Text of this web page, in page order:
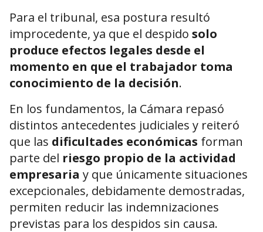
Para el tribunal, esa postura resultó
improcedente, ya que el despido solo
produce efectos legales desde el
momento en que el trabajador toma
conocimiento de la decisión.
En los fundamentos, la Cámara repasó
distintos antecedentes judiciales y reiteró
que las dificultades económicas forman
parte del riesgo propio de la actividad
empresaria y que únicamente situaciones
excepcionales, debidamente demostradas,
permiten reducir las indemnizaciones
previstas para los despidos sin causa.